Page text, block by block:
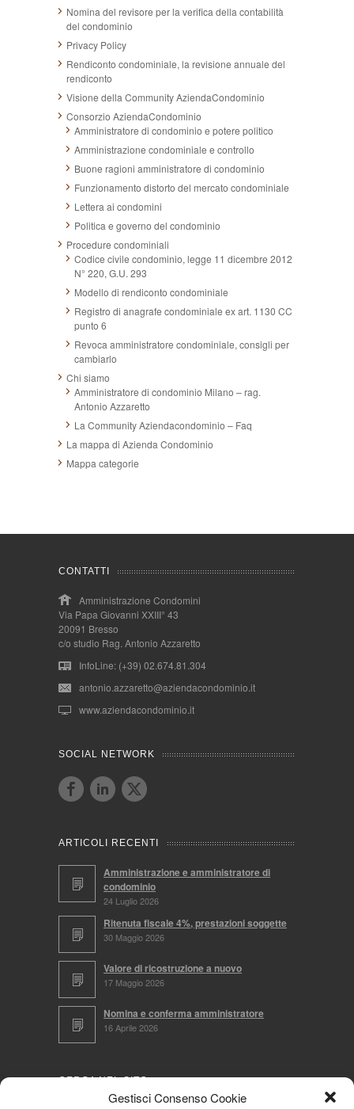
Gestisci Consenso Cookie
Nomina del revisore per la verifica della contabilità
del condominio
Privacy Policy
Rendiconto condominiale, la revisione annuale del
rendiconto
Visione della Community AziendaCondominio
Consorzio AziendaCondominio
Amministratore di condominio e potere politico
Amministrazione condominiale e controllo
Buone ragioni amministratore di condominio
Funzionamento distorto del mercato condominiale
Lettera ai condomini
Politica e governo del condominio
Procedure condominiali
Codice civile condominio, legge 11 dicembre 2012
N° 220, G.U. 293
Modello di rendiconto condominiale
Registro di anagrafe condominiale ex art. 1130 CC
punto 6
Revoca amministratore condominiale, consigli per
cambiarlo
Chi siamo
Amministratore di condominio Milano – rag.
Antonio Azzaretto
La Community Aziendacondominio – Faq
La mappa di Azienda Condominio
Mappa categorie
CONTATTI
Amministrazione Condomini
Via Papa Giovanni XXIII° 43
20091 Bresso
c/o studio Rag. Antonio Azzaretto
InfoLine: (+39) 02.674.81.304
antonio.azzaretto@aziendacondominio.it
www.aziendacondominio.it
SOCIAL NETWORK
ARTICOLI RECENTI
Amministrazione e amministratore di
condominio
24 Luglio 2026
Ritenuta fiscale 4%, prestazioni soggette
30 Maggio 2026
Valore di ricostruzione a nuovo
17 Maggio 2026
Nomina e conferma amministratore
16 Aprile 2026
CERCA NEL SITO